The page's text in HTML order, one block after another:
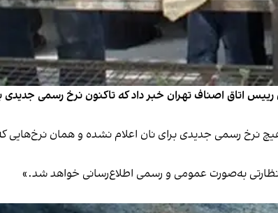
اتاق اصناف تهران خبر داد که تاکنون نرخ رسمی
ایسنا گفت: «در حال حاضر هیچ نرخ رسمی جدیدی برای نان اعلام نشده و همان
نظارتی به‌صورت عمومی و رسمی اطلاع‌رسانی خواهد شد.»